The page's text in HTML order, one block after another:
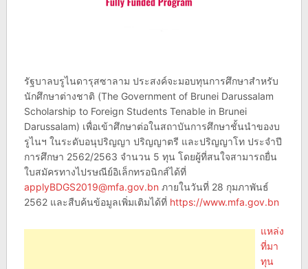
รัฐบาลบรูไนดารุสซาลาม ประสงค์จะมอบทุนการศึกษาสำหรับ
นักศึกษาต่างชาติ (The Government of Brunei Darussalam
Scholarship to Foreign Students Tenable in Brunei
Darussalam) เพื่อเข้าศึกษาต่อในสถาบันการศึกษาชั้นนำของบ
รูไนฯ ในระดับอนุปริญญา ปริญญาตรี และปริญญาโท ประจำปี
การศึกษา 2562/2563 จำนวน 5 ทุน โดยผู้ที่สนใจสามารถยื่น
ใบสมัครทางไปรษณีย์อิเล็กทรอนิกส์ได้ที่
applyBDGS2019@mfa.gov.bn ภายในวันที่ 28 กุมภาพันธ์
2562 และสืบค้นข้อมูลเพิ่มเติมได้ที่ https://www.mfa.gov.bn
แหล่ง
ที่มา
ทุน